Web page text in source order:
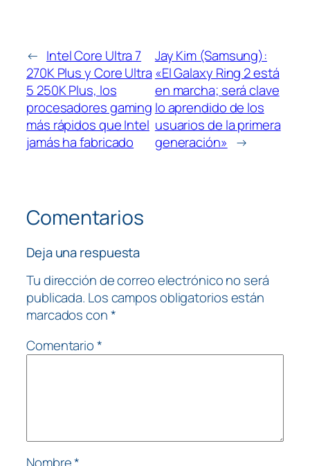
← Intel Core Ultra 7
270K Plus y Core Ultra
5 250K Plus, los
procesadores gaming
más rápidos que Intel
jamás ha fabricado
Jay Kim (Samsung):
«El Galaxy Ring 2 está
en marcha; será clave
lo aprendido de los
usuarios de la primera
generación» →
Comentarios
Deja una respuesta
Tu dirección de correo electrónico no será
publicada. Los campos obligatorios están
marcados con*
Comentario*